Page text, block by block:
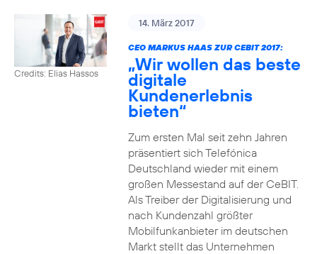
Credits: Elias Hassos
14. März 2017
CEO MARKUS HAAS ZUR CEBIT 2017:
„Wir wollen das beste
digitale
Kundenerlebnis
bieten“
Zum ersten Mal seit zehn Jahren
präsentiert sich Telefónica
Deutschland wieder mit einem
großen Messestand auf der CeBIT.
Als Treiber der Digitalisierung und
nach Kundenzahl größter
Mobilfunkanbieter im deutschen
Markt stellt das Unternehmen